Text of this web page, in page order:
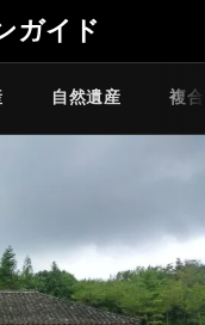
ガイド
自然遺産 複